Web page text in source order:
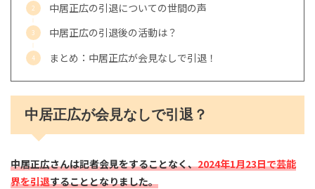
中居正広の引退についての世間の声
中居正広の引退後の活動は？
まとめ：中居正広が会見なしで引退！
中居正広が会見なしで引退？
中居正広さんは記者会見をすることなく、2024年1月23日で芸能
界を引退することとなりました。